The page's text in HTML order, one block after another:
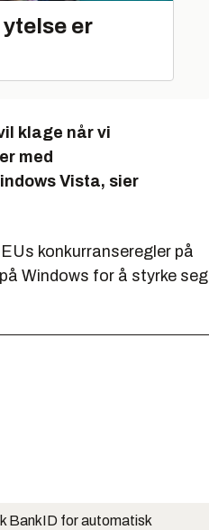
er
klage når vi
med
Vista, sier
konkurranseregler på
Windows for å styrke seg
BankID for automatisk